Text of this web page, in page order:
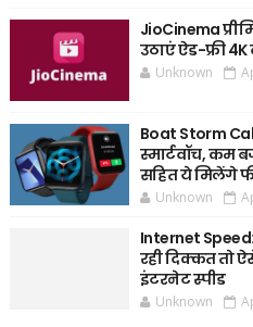
JioCinema
उठाएं ऐड-फ्री 4K
Unknown
Boat Storm
स्मार्टवॉच, कम
सहित ये मिलेंगे
Unknown
Internet
रही दिक्कत तो
इंटरनेट स्पीड
Unknown